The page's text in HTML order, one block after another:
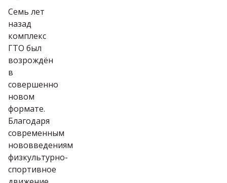
Семь лет
назад
комплекс
ГТО был
возрождён
в
совершенно
новом
формате.
Благодаря
современным
нововведениям
физкультурно-
спортивное